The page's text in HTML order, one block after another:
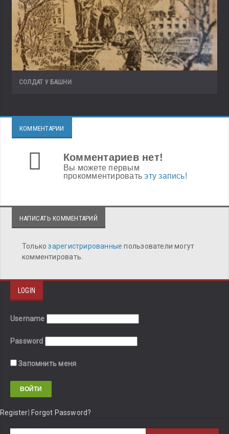
СОЛДАТ У БАШНИ
КОММЕНТАРИИ
Комментариев нет!
Вы можете первым
прокомментироватьэту запись!
НАПИСАТЬ КОММЕНТАРИЙ
Толькозарегистрированныепользователи могут
комментировать.
LOGIN
Username
Password
Запомнить меня
Register Forgot Password?